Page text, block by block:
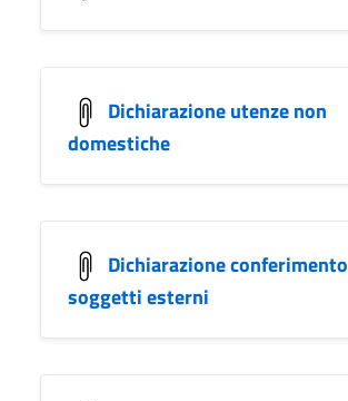
Dichiarazione utenze non
domestiche
Dichiarazione conferimento
soggetti esterni